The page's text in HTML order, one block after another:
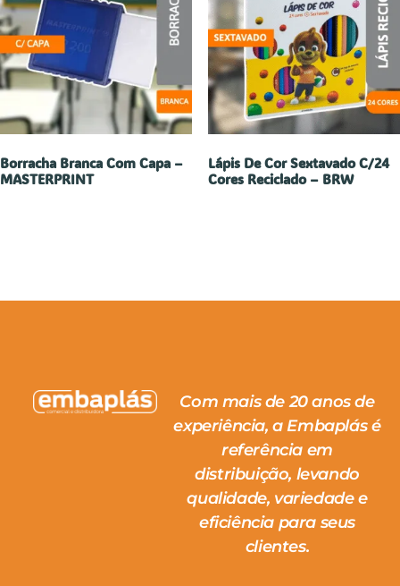
Borracha Branca Com Capa –
MASTERPRINT
Lápis De Cor Sextavado C/24
Cores Reciclado – BRW
Com mais de 20 anos de
experiência, a Embaplás é
referência em
distribuição, levando
qualidade, variedade e
eficiência para seus
clientes.